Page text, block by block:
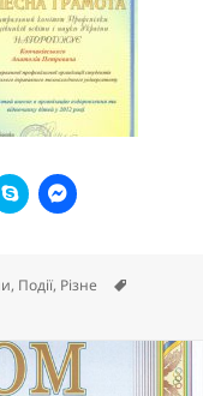
, Події, Різне
грамоти Центрального